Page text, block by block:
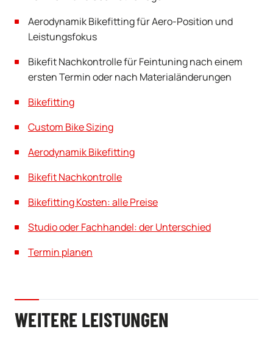
Aerodynamik Bikefitting für Aero-Position und
Leistungsfokus
Bikefit Nachkontrolle für Feintuning nach einem
ersten Termin oder nach Materialänderungen
Bikefitting
Custom Bike Sizing
Aerodynamik Bikefitting
Bikefit Nachkontrolle
Bikefitting Kosten: alle Preise
Studio oder Fachhandel: der Unterschied
Termin planen
WEITERE LEISTUNGEN